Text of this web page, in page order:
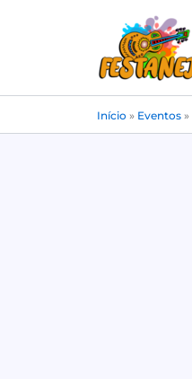
Início » Eventos »